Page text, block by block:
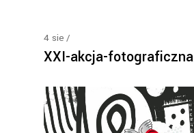
4 sie
XXI-akcja-fotograficzna